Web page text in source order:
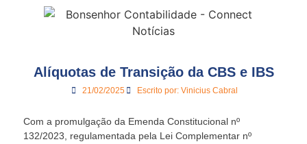
Alíquotas de Transição da CBS e IBS
21/02/2025 Escrito por:Vinicius Cabral
Com a promulgação da Emenda Constitucional nº
132/2023, regulamentada pela Lei Complementar nº